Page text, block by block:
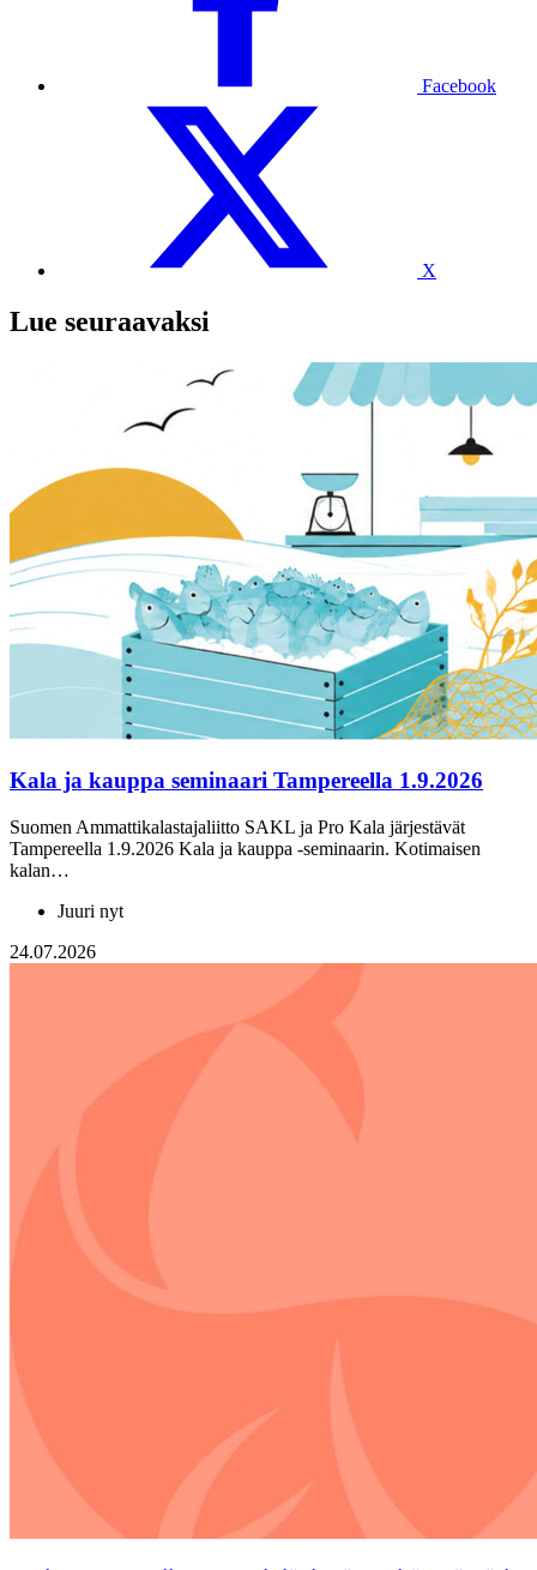
Facebook
X
Lue seuraavaksi
Kala ja kauppa seminaari Tampereella 1.9.2026
Suomen Ammattikalastajaliitto SAKL ja Pro Kala järjestävät
Tampereella 1.9.2026 Kala ja kauppa -seminaarin. Kotimaisen
kalan…
Juuri nyt
24.07.2026